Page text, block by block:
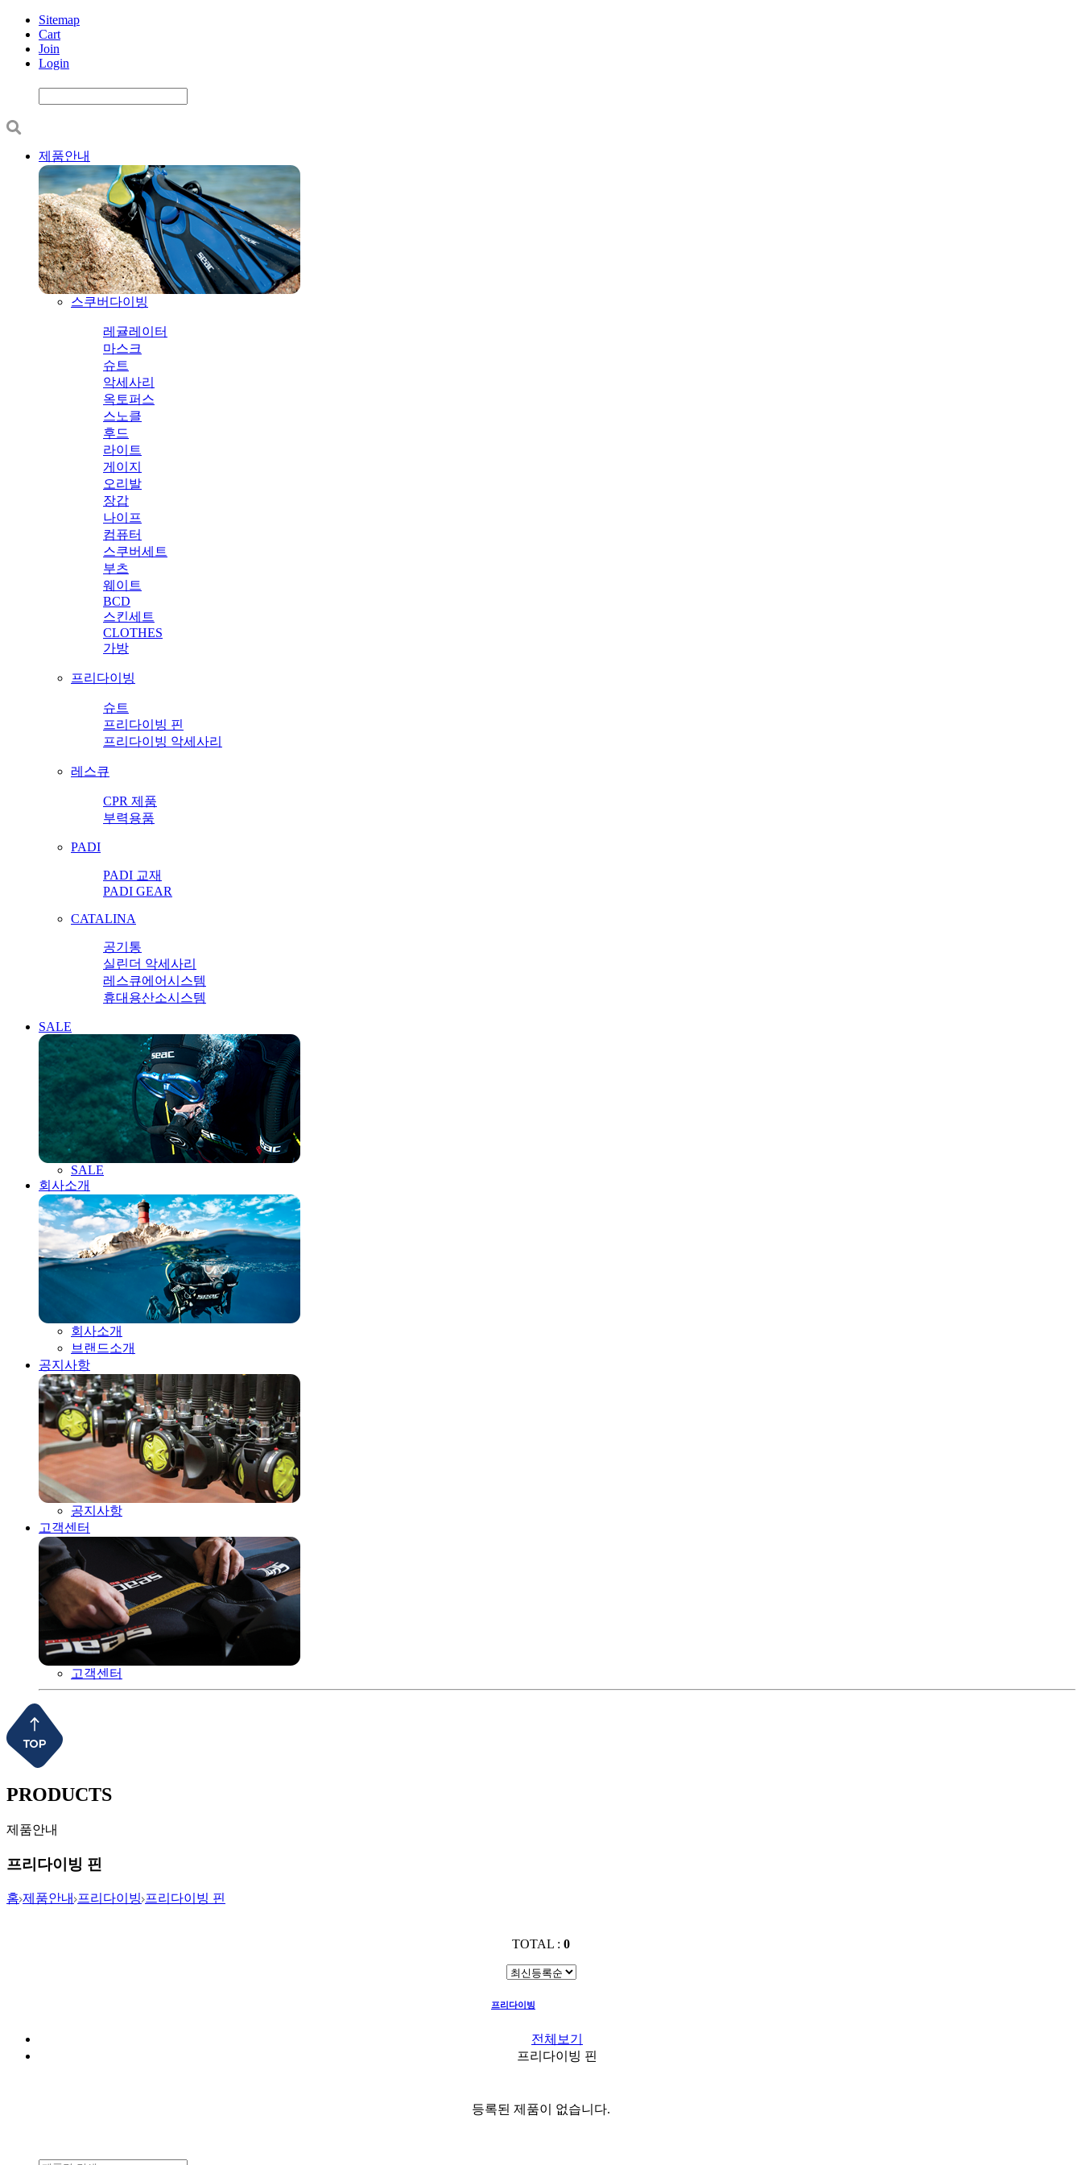
Sitemap
Cart
Join
Login
제품안내
스쿠버다이빙
레귤레이터
마스크
슈트
악세사리
옥토퍼스
스노클
후드
라이트
게이지
오리발
장갑
나이프
컴퓨터
스쿠버세트
부츠
웨이트
BCD
스킨세트
CLOTHES
가방
프리다이빙
슈트
프리다이빙 핀
프리다이빙 악세사리
레스큐
CPR 제품
부력용품
PADI
PADI 교재
PADI GEAR
CATALINA
공기통
실린더 악세사리
레스큐에어시스템
휴대용산소시스템
SALE
SALE
회사소개
회사소개
브랜드소개
공지사항
공지사항
고객센터
고객센터
PRODUCTS
제품안내
프리다이빙 핀
홈 제품안내 프리다이빙 프리다이빙 핀
TOTAL : 0
프리다이빙
전체보기
프리다이빙 핀
등록된 제품이 없습니다.